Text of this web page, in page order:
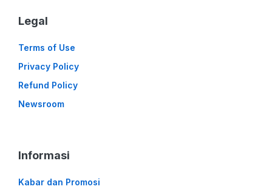
Legal
Terms of Use
Privacy Policy
Refund Policy
Newsroom
Informasi
Kabar dan Promosi